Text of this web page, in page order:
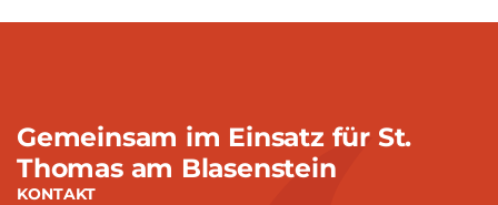
Gemeinsam im Einsatz für St.
Thomas am Blasenstein
KONTAKT